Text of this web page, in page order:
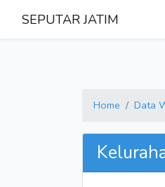
SEPUTAR JATIM
Home Data